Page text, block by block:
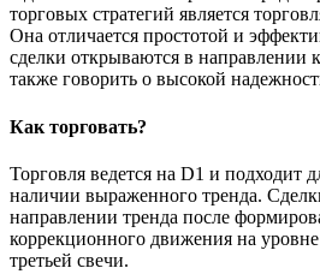
торговых стратегий является
Она отличается простотой и
сделки открываются в направлении
также говорить о высокой
Как торговать?
Торговля ведется на D1 и подходит
наличии выраженного тренда.
направлении тренда после
коррекционного движения на
третьей свечи.